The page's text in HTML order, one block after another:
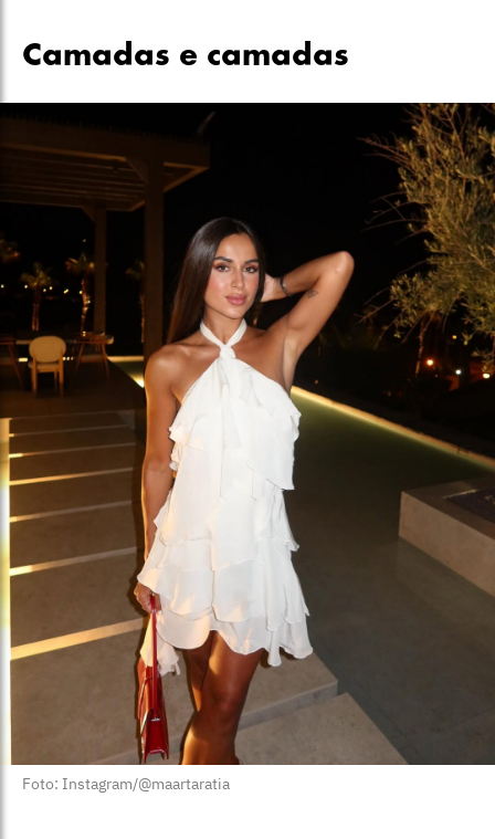
Camadas e camadas
Foto: Instagram/@maartaratia